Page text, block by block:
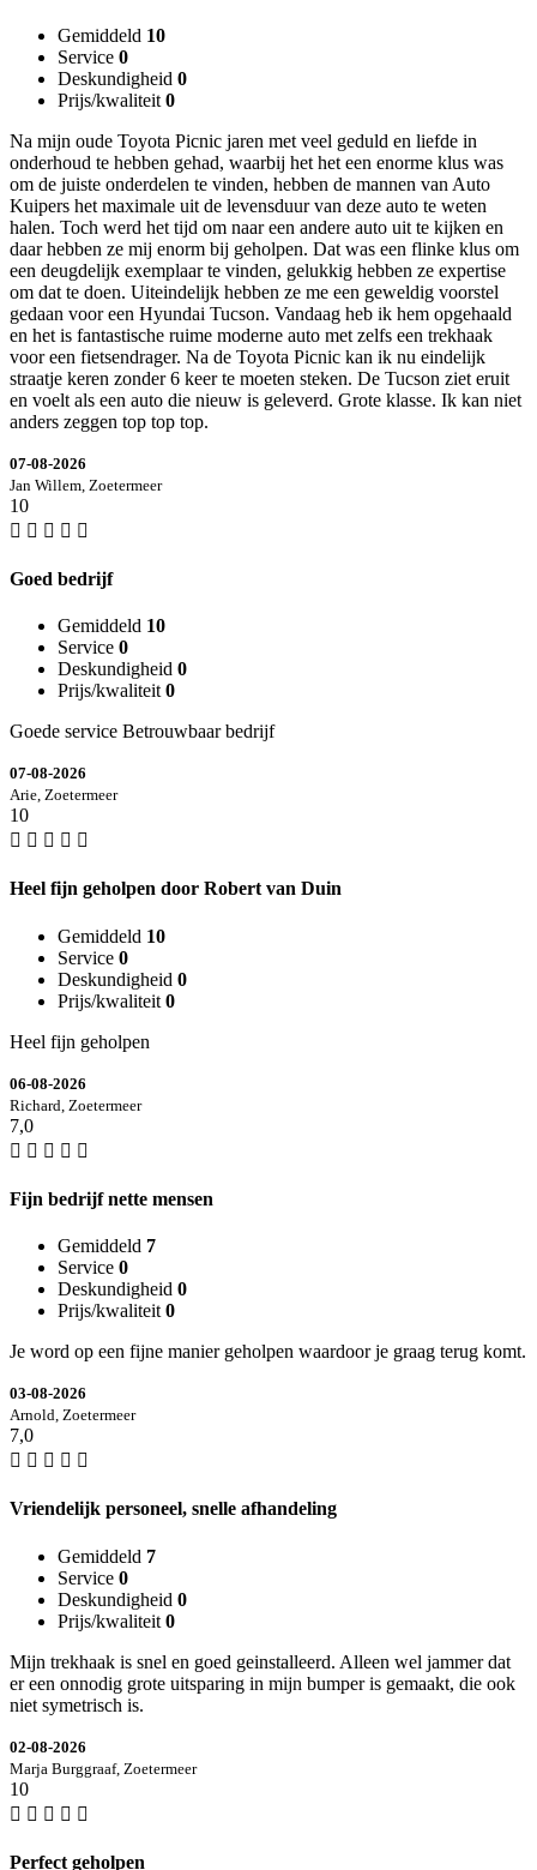
Gemiddeld 10
Service 0
Deskundigheid 0
Prijs/kwaliteit 0
Na mijn oude Toyota Picnic jaren met veel geduld en liefde in
onderhoud te hebben gehad, waarbij het het een enorme klus was
om de juiste onderdelen te vinden, hebben de mannen van Auto
Kuipers het maximale uit de levensduur van deze auto te weten
halen. Toch werd het tijd om naar een andere auto uit te kijken en
daar hebben ze mij enorm bij geholpen. Dat was een flinke klus om
een deugdelijk exemplaar te vinden, gelukkig hebben ze expertise
om dat te doen. Uiteindelijk hebben ze me een geweldig voorstel
gedaan voor een Hyundai Tucson. Vandaag heb ik hem opgehaald
en het is fantastische ruime moderne auto met zelfs een trekhaak
voor een fietsendrager. Na de Toyota Picnic kan ik nu eindelijk
straatje keren zonder 6 keer te moeten steken. De Tucson ziet eruit
en voelt als een auto die nieuw is geleverd. Grote klasse. Ik kan niet
anders zeggen top top top.
07-08-2026
Jan Willem, Zoetermeer
10
Goed bedrijf
Gemiddeld 10
Service 0
Deskundigheid 0
Prijs/kwaliteit 0
Goede service Betrouwbaar bedrijf
07-08-2026
Arie, Zoetermeer
10
Heel fijn geholpen door Robert van Duin
Gemiddeld 10
Service 0
Deskundigheid 0
Prijs/kwaliteit 0
Heel fijn geholpen
06-08-2026
Richard, Zoetermeer
7,0
Fijn bedrijf nette mensen
Gemiddeld 7
Service 0
Deskundigheid 0
Prijs/kwaliteit 0
Je word op een fijne manier geholpen waardoor je graag terug komt.
03-08-2026
Arnold, Zoetermeer
7,0
Vriendelijk personeel, snelle afhandeling
Gemiddeld 7
Service 0
Deskundigheid 0
Prijs/kwaliteit 0
Mijn trekhaak is snel en goed geinstalleerd. Alleen wel jammer dat
er een onnodig grote uitsparing in mijn bumper is gemaakt, die ook
niet symetrisch is.
02-08-2026
Marja Burggraaf, Zoetermeer
10
Perfect geholpen